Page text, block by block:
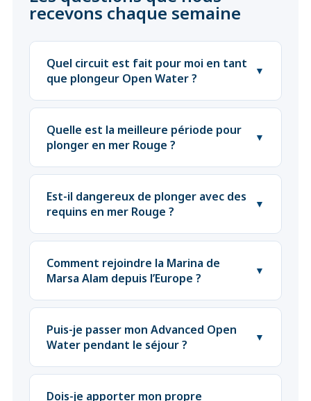
recevons chaque semaine
Quel circuit est fait pour moi en tant
que plongeur Open Water ?
▼
Quelle est la meilleure période pour
plonger en mer Rouge ?
▼
Est-il dangereux de plonger avec des
requins en mer Rouge ?
▼
Comment rejoindre la Marina de
Marsa Alam depuis l’Europe ?
▼
Puis-je passer mon Advanced Open
Water pendant le séjour ?
▼
Dois-je apporter mon propre